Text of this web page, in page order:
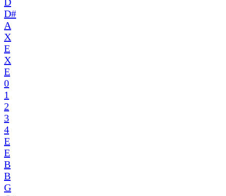
D#
A
X
E
X
E
0
1
2
3
4
E
E
B
B
G